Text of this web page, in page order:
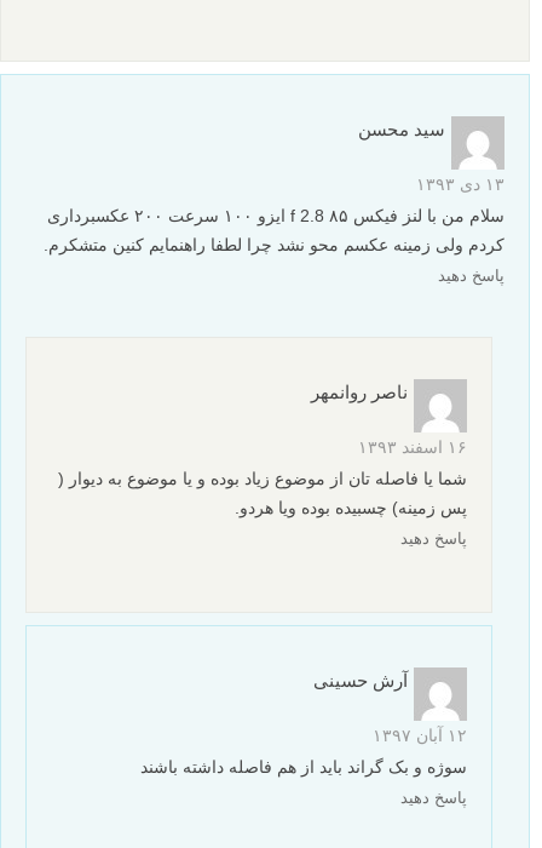
سید محسن
۱۳ دی ۱۳۹۳
سلام من با لنز فیکس ۸۵ f 2.8 ایزو ۱۰۰ سرعت ۲۰۰ عکسبرداری
کردم ولی زمینه عکسم محو نشد چرا لطفا راهنمایم کنین متشکرم.
پاسخ دهید
ناصر روانمهر
۱۶ اسفند ۱۳۹۳
شما یا فاصله تان از موضوع زیاد بوده و یا موضوع به دیوار (
پس زمینه) چسبیده بوده ویا هردو.
پاسخ دهید
آرش حسینی
۱۲ آبان ۱۳۹۷
سوژه و بک گراند باید از هم فاصله داشته باشند
پاسخ دهید